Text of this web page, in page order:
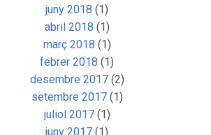
juny 2018 (1)
abril 2018 (1)
març 2018 (1)
febrer 2018 (1)
desembre 2017(2)
setembre 2017(1)
juliol 2017(1)
juny 2017 (1)